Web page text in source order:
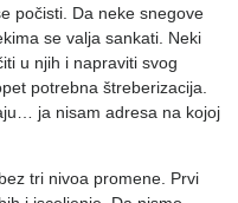
počisti. Da neke snegove
se valja sankati. Neki
u njih i napraviti svog
potrebna štreberizacija.
ja nisam adresa na kojoj
tri nivoa promene. Prvi